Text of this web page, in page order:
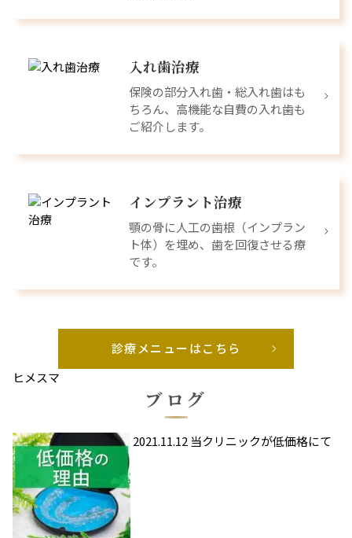
入れ歯治療
保険の部分入れ歯・総入れ歯はも
ちろん、高機能な自費の入れ歯も
ご紹介します。
インプラント治療
顎の骨に人工の歯根（インプラン
ト体）を埋め、歯を回復させる療
です。
診療メニューはこちら
ヒメスマ
ブログ
2021.11.12 当クリニックが低価格にて